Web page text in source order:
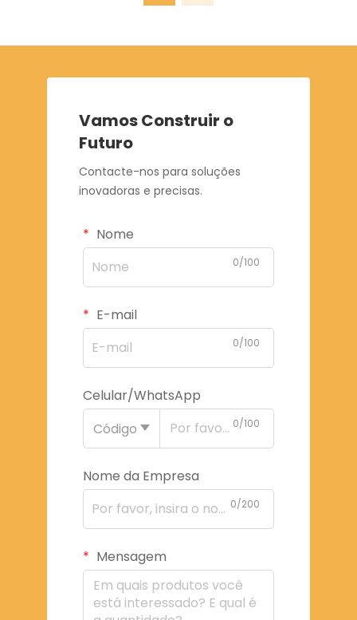
Vamos Construir o
Futuro
Contacte-nos para soluções
inovadoras e precisas.
Nome
0/100
E-mail
0/100
Celular/WhatsApp
Código
0/100
Nome da Empresa
0/200
Mensagem